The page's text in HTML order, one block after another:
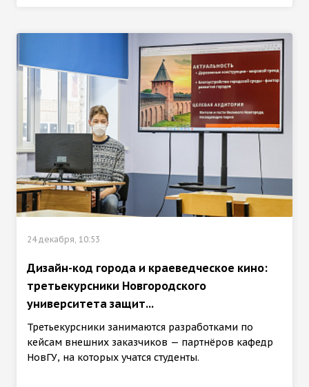
24 декабря, 10:53
Дизайн-код города и краеведческое кино:
третьекурсники Новгородского
университета защит...
Третьекурсники занимаются разработками по
кейсам внешних заказчиков — партнёров кафедр
НовГУ, на которых учатся студенты.